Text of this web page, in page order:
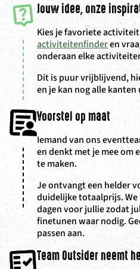
Jouw idee, onze
Kies je favoriete
activiteitenfinderen
onderaan elke
Dit is puur vrijblijvend,
en je kan nog alle
Voorstel op maat
Iemand van ons
en denkt met je mee om
te maken.
Je ontvangt een helder
duidelijke totaalprijs.
dagen voor jullie zodat
finetunen waar nodig.
passen aan.
Team Outsider neemt